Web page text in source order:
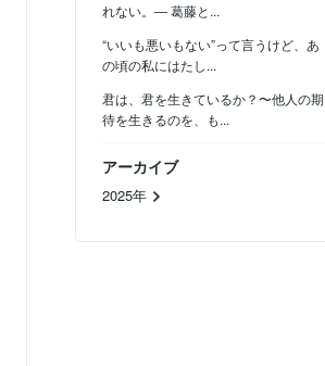
れない。― 葛藤と...
“いいも悪いもない”って言うけど、あ
の頃の私にはたし...
君は、君を生きているか？〜他人の期
待を生きるのを、も...
アーカイブ
2025年